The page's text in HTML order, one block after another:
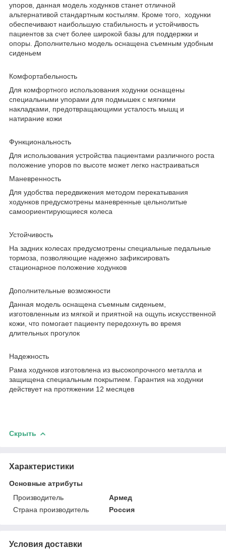
упоров, данная модель ходунков станет отличной
альтернативой стандартным костылям. Кроме того, ходунки
обеспечивают наибольшую стабильность и устойчивость
пациентов за счет более широкой базы для поддержки и
опоры. Дополнительно модель оснащена съемным удобным
сиденьем
Комфортабельность
Для комфортного использования ходунки оснащены
специальными упорами для подмышек с мягкими
накладками, предотвращающими усталость мышц и
натирание кожи
Функциональность
Для использования устройства пациентами различного роста
положение упоров по высоте может легко настраиваться
Маневренность
Для удобства передвижения методом перекатывания
ходунков предусмотрены маневренные цельнолитые
самоориентирующиеся колеса
Устойчивость
На задних колесах предусмотрены специальные педальные
тормоза, позволяющие надежно зафиксировать
стационарное положение ходунков
Дополнительные возможности
Данная модель оснащена съемным сиденьем,
изготовленным из мягкой и приятной на ощупь искусственной
кожи, что помогает пациенту передохнуть во время
длительных прогулок
Надежность
Рама ходунков изготовлена из высокопрочного металла и
защищена специальным покрытием. Гарантия на ходунки
действует на протяжении 12 месяцев
Скрыть
Характеристики
Основные атрибуты
Производитель
Армед
Страна производитель
Россия
Условия доставки